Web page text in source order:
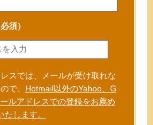
必須）
スでは、メールが受け取れな
で、 Hotmail以外のYahoo、G
ルアドレスでの登録をお薦め
たします。